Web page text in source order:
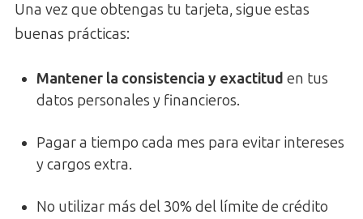
Una vez que obtengas tu tarjeta, sigue estas
buenas prácticas:
Mantener la consistencia y exactitud en tus
datos personales y financieros.
Pagar a tiempo cada mes para evitar intereses
y cargos extra.
No utilizar más del 30% del límite de crédito